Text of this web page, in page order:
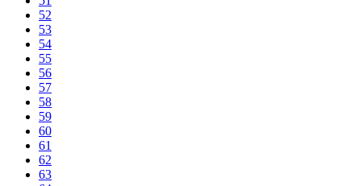
52
53
54
55
56
57
58
59
60
61
62
63